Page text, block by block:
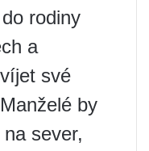
rodiny
a
své
by
sever,